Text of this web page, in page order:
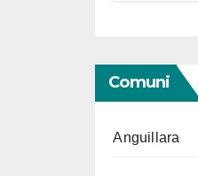
Comuni
Anguillara